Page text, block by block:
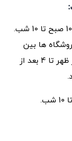
:
ها بین
ساعت 13 تا 16 (یعنی از ساعت 1 بعد از ظهر تا 4 بعد از